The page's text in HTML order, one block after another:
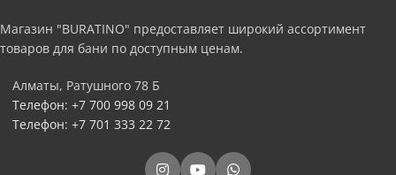
Магазин "BURATINO" предоставляет широкий ассортимент
товаров для бани по доступным ценам.
Алматы, Ратушного 78 Б
Телефон: +7 700 998 09 21
Телефон: +7 701 333 22 72